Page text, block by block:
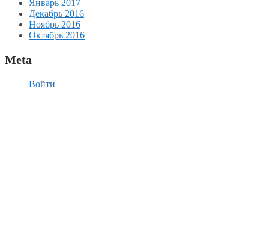
Январь 2017
Декабрь 2016
Ноябрь 2016
Октябрь 2016
Meta
Войти